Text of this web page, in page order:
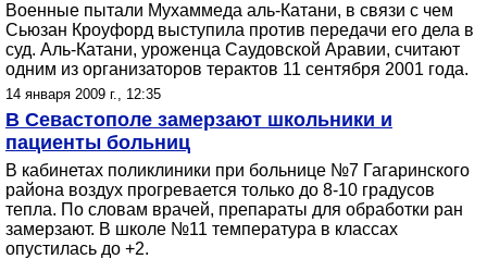
Военные пытали Мухаммеда аль-Катани, в связи с чем
Сьюзан Кроуфорд выступила против передачи его дела в
суд. Аль-Катани, уроженца Саудовской Аравии, считают
одним из организаторов терактов 11 сентября 2001 года.
14 января 2009 г., 12:35
В Севастополе замерзают школьники и
пациенты больниц
В кабинетах поликлиники при больнице №7 Гагаринского
района воздух прогревается только до 8-10 градусов
тепла. По словам врачей, препараты для обработки ран
замерзают. В школе №11 температура в классах
опустилась до +2.